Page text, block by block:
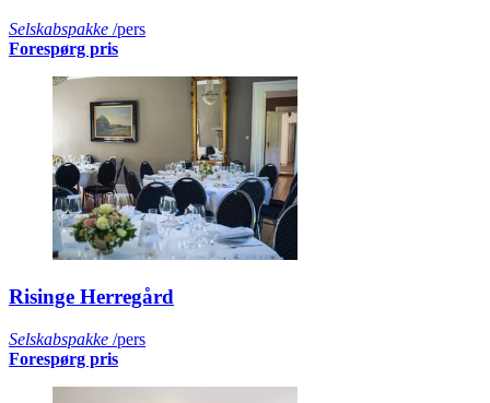
Selskabspakke /pers
Forespørg pris
Risinge Herregård
Selskabspakke /pers
Forespørg pris